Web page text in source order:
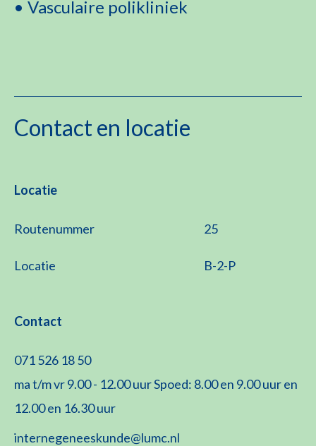
• Vasculaire polikliniek
Contact en locatie
Locatie
Routenummer 25
Locatie B-2-P
Contact
071 526 18 50
ma t/m vr 9.00 - 12.00 uur Spoed: 8.00 en 9.00 uur en
12.00 en 16.30 uur
internegeneeskunde@lumc.nl